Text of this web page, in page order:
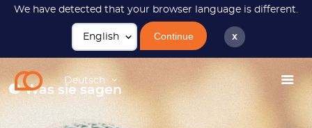
We have detected that your browser language is different.
Continue x
Deutsch
Zitate
Was sie sagen